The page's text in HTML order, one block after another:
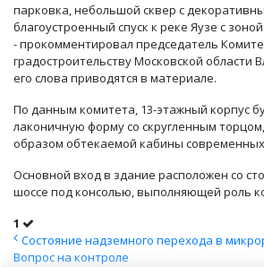
парковка, небольшой сквер с
благоустроенный спуск к реке Яузе с
- прокомментировал председатель
градостроительству Московской области
его слова приводятся в материале.
По данным комитета, 13-этажный корпус
лаконичную форму со скругленным
образом обтекаемой кабины
Основной вход в здание расположен со
шоссе под консолью, выполняющей роль
1
Состояние надземного перехода в
Вопрос на контроле